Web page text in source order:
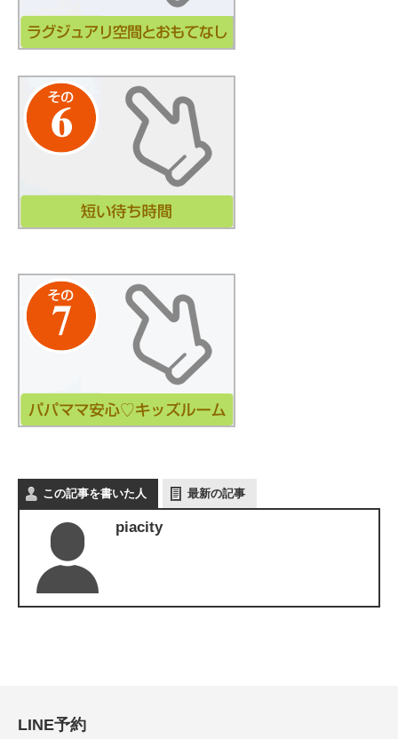
この記事を書いた人 最新の記事
piacity
LINE予約